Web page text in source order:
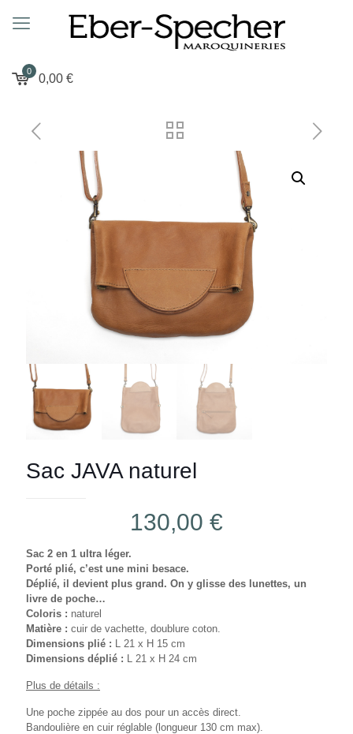
0
0,00 €
Sac JAVA naturel
130,00 €
Sac 2 en 1 ultra léger.
Porté plié, c’est une mini besace.
Déplié, il devient plus grand. On y glisse des lunettes, un
livre de poche…
Coloris : naturel
Matière : cuir de vachette, doublure coton.
Dimensions plié : L 21 x H 15 cm
Dimensions déplié : L 21 x H 24 cm
Plus de détails :
Une poche zippée au dos pour un accès direct.
Bandoulière en cuir réglable (longueur 130 cm max).